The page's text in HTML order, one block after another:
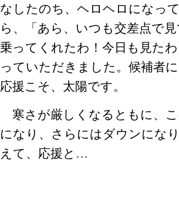
なしたのち、ヘロヘロになっ
ら、「あら、いつも交差点で
乗ってくれたわ！今日も見た
っていただきました。候補者
応援こそ、太陽です。
寒さが厳しくなるともに、
になり、さらにはダウンにな
えて、応援と…